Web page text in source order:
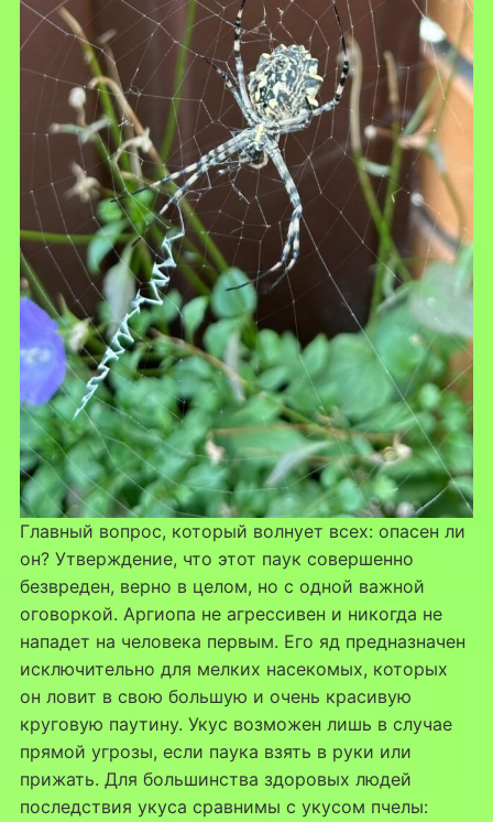
Главный вопрос, который волнует всех: опасен ли
он? Утверждение, что этот паук совершенно
безвреден, верно в целом, но с одной важной
оговоркой. Аргиопа не агрессивен и никогда не
нападет на человека первым. Его яд предназначен
исключительно для мелких насекомых, которых
он ловит в свою большую и очень красивую
круговую паутину. Укус возможен лишь в случае
прямой угрозы, если паука взять в руки или
прижать. Для большинства здоровых людей
последствия укуса сравнимы с укусом пчелы: